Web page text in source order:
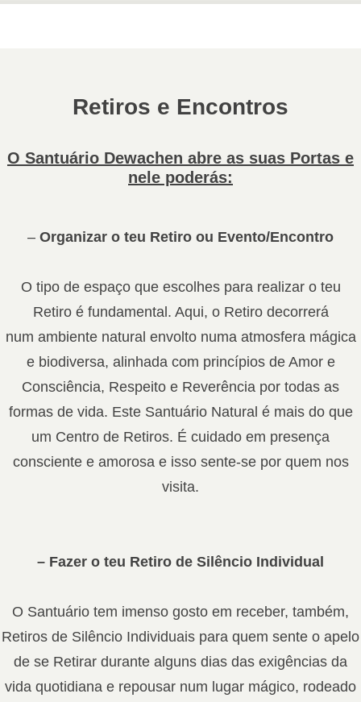
Retiros e Encontros
O Santuário Dewachen abre as suas Portas e
nele poderás:
– Organizar o teu Retiro ou Evento/Encontro
O tipo de espaço que escolhes para realizar o teu
Retiro é fundamental. Aqui, o Retiro decorrerá
num ambiente natural envolto numa atmosfera mágica
e biodiversa, alinhada com princípios de Amor e
Consciência, Respeito e Reverência por todas as
formas de vida. Este Santuário Natural é mais do que
um Centro de Retiros. É cuidado em presença
consciente e amorosa e isso sente-se por quem nos
visita.
– Fazer o teu Retiro de Silêncio Individual
O Santuário tem imenso gosto em receber, também,
Retiros de Silêncio Individuais para quem sente o apelo
de se Retirar durante alguns dias das exigências da
vida quotidiana e repousar num lugar mágico, rodeado